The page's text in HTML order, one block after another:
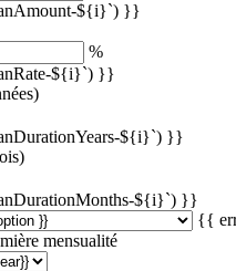
${i}`) }}
%
${i}`) }}
${i}`) }}
${i}`) }}
{{
mensualité